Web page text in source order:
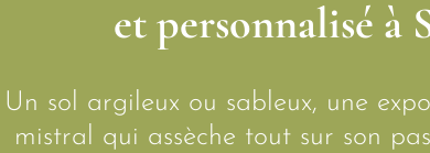
et personnalisé à
Un sol argileux ou sableux, une
mistral qui assèche tout sur son